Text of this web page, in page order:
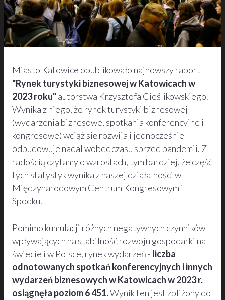
Miasto Katowice opublikowało najnowszy raport
"Rynek turystyki biznesowej w Katowicach w
2023 roku"autorstwa Krzysztofa Cieślikowskiego.
Wynika z niego, że rynek turystyki biznesowej
(wydarzenia biznesowe, spotkania konferencyjne i
kongresowe) wciąż się rozwija i jednocześnie
odbudowuje nadal wobec czasu sprzed pandemii. Z
radością czytamy o wzrostach, tym bardziej, że część
tych statystyk wynika z naszej działalności w
Międzynarodowym Centrum Kongresowym i
Spodku.
Pomimo kumulacji różnych negatywnych czynników
wpływających na stabilność rozwoju gospodarki na
świecie i w Polsce, rynek wydarzeń - liczba
odnotowanych spotkań konferencyjnych i innych
wydarzeń biznesowych w Katowicach w 2023 r.
osiągnęła poziom 6 451.Wynik ten jest zbliżony do